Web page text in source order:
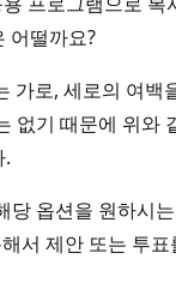
어떨까요?
가로, 세로의 여백
없기 때문에 위와
.
당 옵션을 원하시
서 제안 또는 투표